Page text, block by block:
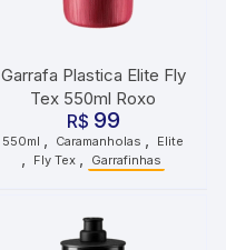
Garrafa Plastica Elite Fly
Tex 550ml Roxo
R$ 99
550ml Caramanholas Elite
Fly Tex Garrafinhas